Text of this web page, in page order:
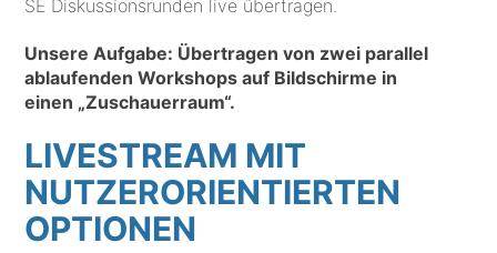
SE Diskussionsrunden live übertragen.
Unsere Aufgabe: Übertragen von zwei parallel
ablaufenden Workshops auf Bildschirme in
einen „Zuschauerraum“.
LIVESTREAM MIT
NUTZERORIENTIERTEN
OPTIONEN